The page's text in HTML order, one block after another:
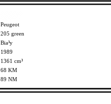
Peugeot
205 green
Bia³y
1989
1361 cm³
68 KM
89 NM